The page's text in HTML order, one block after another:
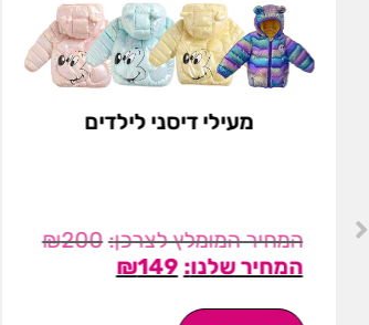
מעילי דיסני לילדים
₪200
₪149